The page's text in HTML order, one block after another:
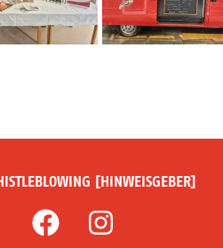
[HINWEISGEBER]